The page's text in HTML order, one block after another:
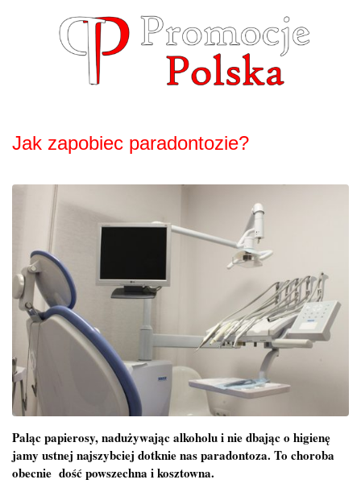
Jak zapobiec paradontozie?
Paląc papierosy, nadużywając alkoholu i nie dbając o higienę
jamy ustnej najszybciej dotknie nas paradontoza. To choroba
obecnie dość powszechna i kosztowna.